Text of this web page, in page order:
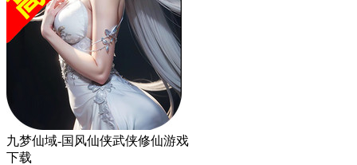
九梦仙域-国风仙侠武侠修仙游戏
下载